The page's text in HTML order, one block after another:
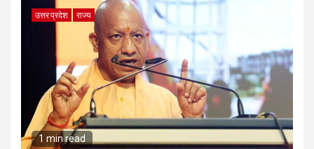
उत्तर प्रदेश राज्य
1 min read